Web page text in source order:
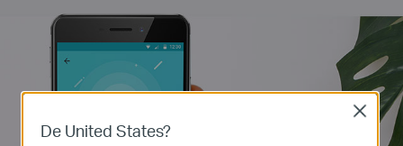
De United States?
Close